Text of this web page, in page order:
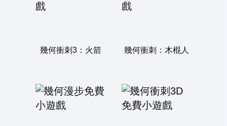
幾何衝刺3：火箭 幾何衝刺：木棍人